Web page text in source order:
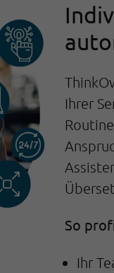
Ihrer
So
Ihr